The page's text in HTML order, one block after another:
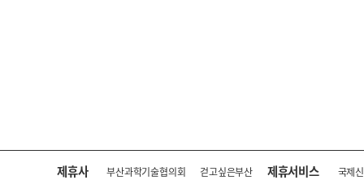
제휴사 부산과학기술협의회 걷고싶은부산 제휴서비스 국제